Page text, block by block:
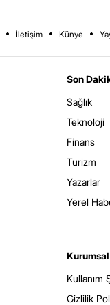
İletişim Künye
Son
Sağlık
Teknoloji
Finans
Turizm
Yazarlar
Yerel
Kurumsal
Kullanım
Gizlilik